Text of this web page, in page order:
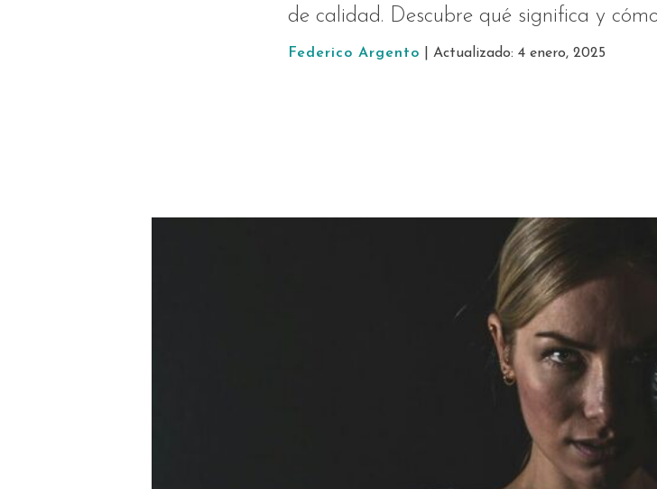
de calidad. Descubre qué significa y
Federico Argento | Actualizado: 4 enero, 2025